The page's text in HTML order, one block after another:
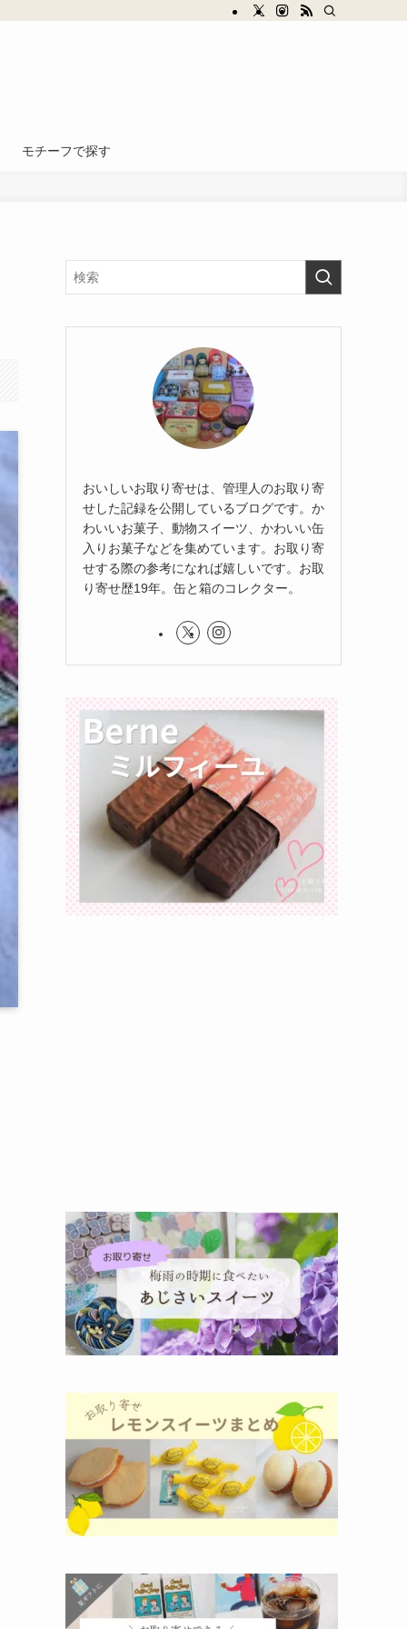
モチーフで探す
おいしいお取り寄せは、管理人のお取り寄
せした記録を公開しているブログです。か
わいいお菓子、動物スイーツ、かわいい缶
入りお菓子などを集めています。お取り寄
せする際の参考になれば嬉しいです。お取
り寄せ歴19年。缶と箱のコレクター。